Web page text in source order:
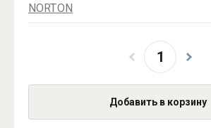
NORTON
Добавить в корзину